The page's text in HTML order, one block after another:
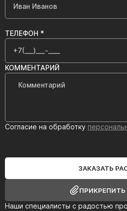
Наши специалисты с радостью
ТЕЛЕФОН *
КОММЕНТАРИЙ
Согласие на обработку
ЗАКАЗАТЬ